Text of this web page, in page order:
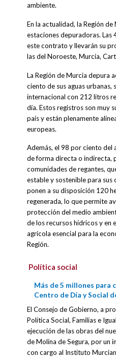
ambiente.
En la actualidad, la Región
estaciones depuradoras. Las
este contrato y llevarán su
las del Noroeste, Murcia,
La Región de Murcia depura
ciento de sus aguas urbanas,
internacional con 212 litros
día. Estos registros son muy
país y están plenamente
europeas.
Además, el 98 por ciento del
de forma directa o indirecta,
comunidades de regantes,
estable y sostenible para sus
ponen a su disposición 120
regenerada, lo que permite
protección del medio
de los recursos hídricos y en
agrícola esencial para la
Región.
Política social
Más de 5 millones para
Centro de Día y Social
El Consejo de Gobierno, a
Política Social, Familias e
ejecución de las obras del
de Molina de Segura, por un
con cargo al Instituto